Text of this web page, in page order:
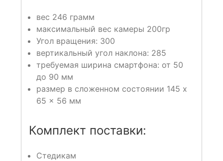
вес 246 грамм
максимальный вес камеры 200гр
Угол вращения: 300
вертикальный угол наклона: 285
требуемая ширина смартфона: от 50
до 90 мм
размер в сложенном состоянии 145 x
65 x 56 мм
Комплект поставки:
Стедикам